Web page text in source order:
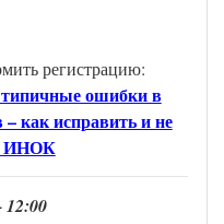
регистрацию:
ошибки в
как исправить и не
ИНОК
12:00